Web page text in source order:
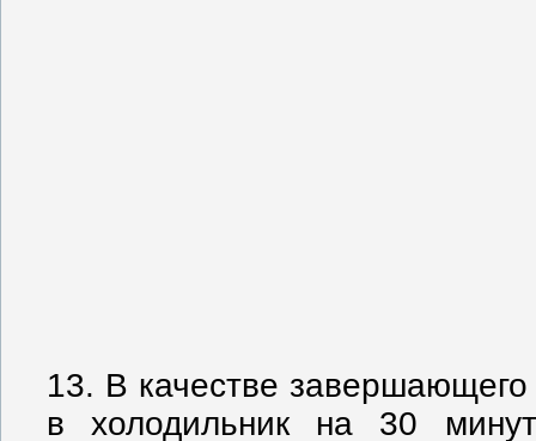
13. В качестве завершающего
в холодильник на 30